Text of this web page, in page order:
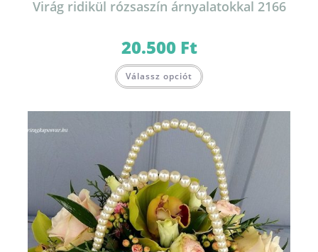
Virág ridikül rózsaszín árnyalatokkal 2166
20.500 Ft
Válassz opciót